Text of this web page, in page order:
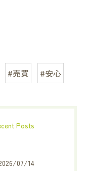
#売買 #安心
Posts
07/14